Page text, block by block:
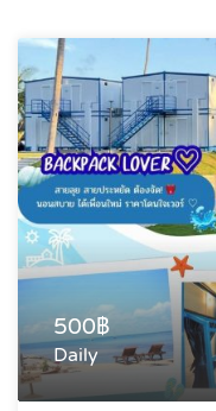
500฿
Daily